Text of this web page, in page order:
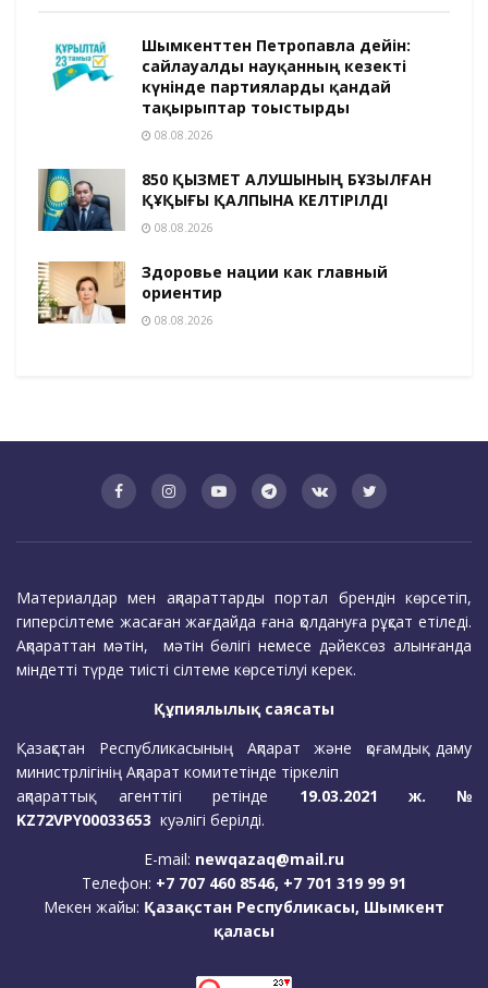
Шымкенттен Петропавлға дейін:
сайлауалды науқанның кезекті
күнінде партияларды қандай
тақырыптар тоғыстырды
08.08.2026
850 ҚЫЗМЕТ АЛУШЫНЫҢ БҰЗЫЛҒАН
ҚҰҚЫҒЫ ҚАЛПЫНА КЕЛТІРІЛДІ
08.08.2026
Здоровье нации как главный
ориентир
08.08.2026
Материалдар мен ақпараттарды портал брендін көрсетіп,
гиперсілтеме жасаған жағдайда ғана қолдануға рұқсат етіледі.
Ақпараттан мәтін, мәтін бөлігі немесе дәйексөз алынғанда
міндетті түрде тиісті сілтеме көрсетілуі керек.
Құпиялылық саясаты
Қазақстан Республикасының Ақпарат және қоғамдық даму
министрлігінің Ақпарат комитетінде тіркеліп
ақпараттық агенттігі ретінде 19.03.2021 ж. №
KZ72VPY00033653 куәлігі берілді.
E-mail: newqazaq@mail.ru
Телефон: +7 707 460 8546, +7 701 319 99 91
Мекен жайы: Қазақстан Республикасы, Шымкент
қаласы